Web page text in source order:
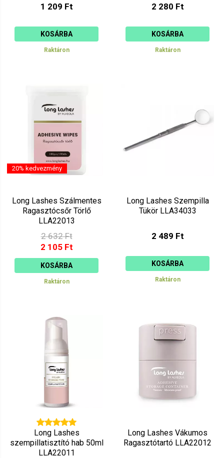
1 209 Ft
KOSÁRBA
Raktáron
2 280 Ft
KOSÁRBA
Raktáron
20% kedvezmény
Long Lashes Szálmentes
Ragasztócsőr Törlő
LLA22013
2 632 Ft
2 105 Ft
KOSÁRBA
Raktáron
Long Lashes Szempilla
Tükör LLA34033
2 489 Ft
KOSÁRBA
Raktáron
Long Lashes
szempillatisztító hab 50ml
LLA22011
Long Lashes Vákumos
Ragasztótartó LLA22012